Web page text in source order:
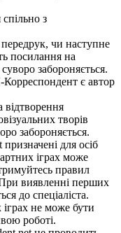
з
чи наступне
посилання на
забороняється.
Корреспондент є автор
відтворення
творів
забороняється.
для осіб
іграх може
правил
виявленні перших
до спеціаліста.
не може бути
роботі.